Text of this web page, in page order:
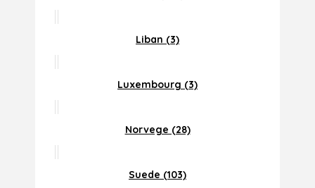
Liban (3)
Luxembourg (3)
Norvege (28)
Suede (103)